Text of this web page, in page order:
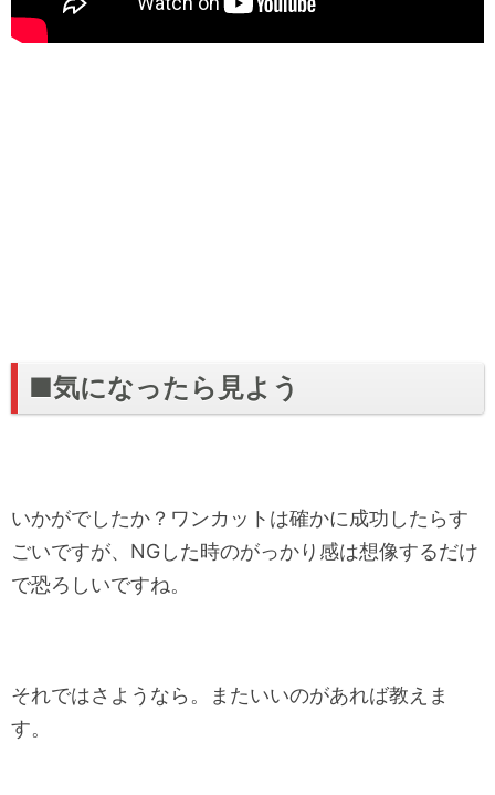
■気になったら見よう
いかがでしたか？ワンカットは確かに成功したらす
ごいですが、NGした時のがっかり感は想像するだけ
で恐ろしいですね。
それではさようなら。またいいのがあれば教えま
す。